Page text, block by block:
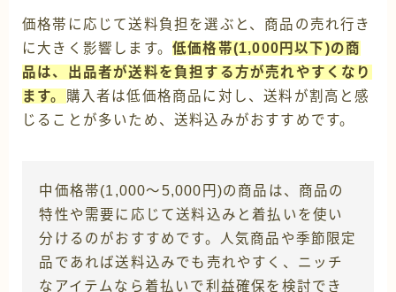
価格帯に応じて送料負担を選ぶと、商品の売れ行き
に大きく影響します。 低価格帯(1,000円以下)の商
品は、出品者が送料を負担する方が売れやすくなり
ます。 購入者は低価格商品に対し、送料が割高と感
じることが多いため、送料込みがおすすめです。
中価格帯(1,000～5,000円)の商品は、商品の
特性や需要に応じて送料込みと着払いを使い
分けるのがおすすめです。人気商品や季節限定
品であれば送料込みでも売れやすく、ニッチ
なアイテムなら着払いで利益確保を検討でき